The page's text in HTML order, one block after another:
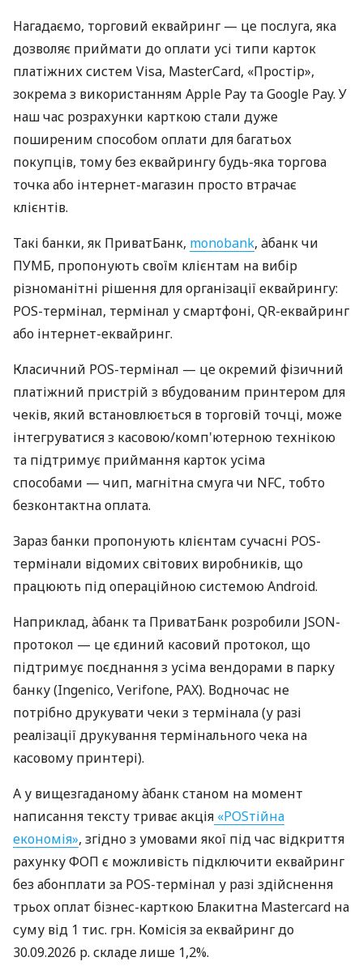
Нагадаємо, торговий еквайринг — це послуга, яка
дозволяє приймати до оплати усі типи карток
платіжних систем Visa, MasterCard, «Простір»,
зокрема з використанням Apple Pay та Google Pay. У
наш час розрахунки карткою стали дуже
поширеним способом оплати для багатьох
покупців, тому без еквайрингу будь-яка торгова
точка або інтернет-магазин просто втрачає
клієнтів.
Такі банки, як ПриватБанк, monobank, àбанк чи
ПУМБ, пропонують своїм клієнтам на вибір
різноманітні рішення для організації еквайрингу:
POS-термінал, термінал у смартфоні, QR-еквайринг
або інтернет-еквайринг.
Класичний POS-термінал — це окремий фізичний
платіжний пристрій з вбудованим принтером для
чеків, який встановлюється в торговій точці, може
інтегруватися з касовою/комп'ютерною технікою
та підтримує приймання карток усіма
способами — чип, магнітна смуга чи NFC, тобто
безконтактна оплата.
Зараз банки пропонують клієнтам сучасні POS-
термінали відомих світових виробників, що
працюють під операційною системою Android.
Наприклад, àбанк та ПриватБанк розробили JSON-
протокол — це єдиний касовий протокол, що
підтримує поєднання з усіма вендорами в парку
банку (Ingenico, Verifone, PAX). Водночас не
потрібно друкувати чеки з термінала (у разі
реалізації друкування термінального чека на
касовому принтері).
А у вищезгаданому àбанк станом на момент
написання тексту триває акція «POSтійна
економія», згідно з умовами якої під час відкриття
рахунку ФОП є можливість підключити еквайринг
без абонплати за POS-термінал у разі здійснення
трьох оплат бізнес-карткою Блакитна Mastercard на
суму від 1 тис. грн. Комісія за еквайринг до
30.09.2026 р. складе лише 1,2%.